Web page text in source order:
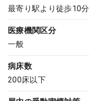
受付時間
クリニック開業
最寄り駅より徒歩10
医療機関区分
一般
病床数
200床以下